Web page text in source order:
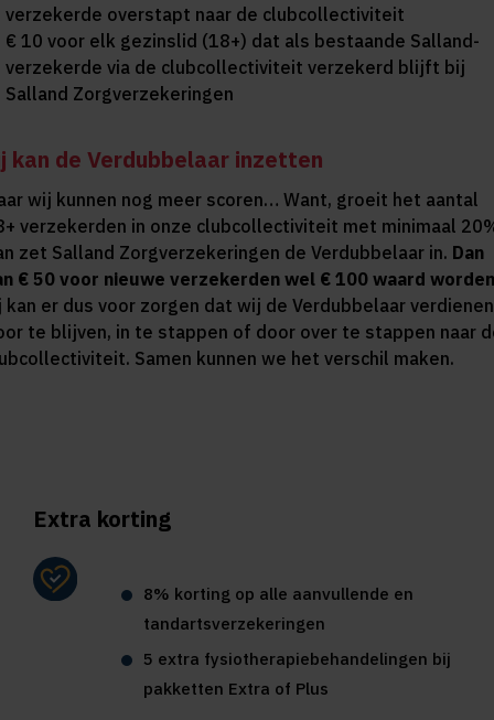
verzekerde overstapt naar de clubcollectiviteit
€ 10 voor elk gezinslid (18+) dat als bestaande Salland-
verzekerde via de clubcollectiviteit verzekerd blijft bij
Salland Zorgverzekeringen
kan de Verdubbelaar inzetten
wij kunnen nog meer scoren… Want, groeit het aantal
verzekerden in onze clubcollectiviteit met minimaal
zet Salland Zorgverzekeringen de Verdubbelaar in. Dan
€ 50 voor nieuwe verzekerden wel € 100 waard
kan er dus voor zorgen dat wij de Verdubbelaar
te blijven, in te stappen of door over te stappen naar
Samen kunnen we het verschil maken.
Extra korting
8% korting op alle aanvullende en
tandartsverzekeringen
5 extra fysiotherapiebehandelingen bij
pakketten Extra of Plus